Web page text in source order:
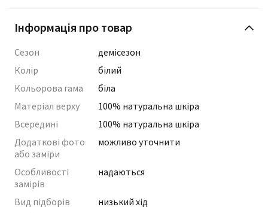
Інформація про товар
Сезон
демісезон
Колір
білий
Кольорова гама
біла
Матеріал верху
100% натуральна шкіра
Всередині
100% натуральна шкіра
Додаткові фото
або заміри
можливо уточнити
Особливості
замірів
надаються
Вид підборів
низький хід